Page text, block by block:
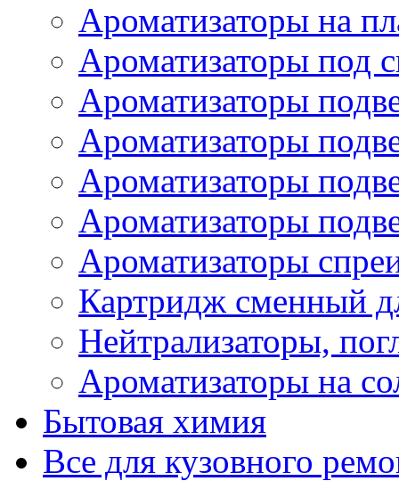
Ароматизаторы на
Ароматизаторы под
Ароматизаторы
Ароматизаторы
Ароматизаторы
Ароматизаторы
Ароматизаторы
Картридж сменный
Нейтрализаторы,
Ароматизаторы на
Бытовая химия
Все для кузовного